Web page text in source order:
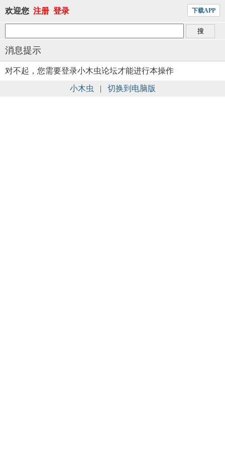
欢迎您 注册 登录 下载APP
消息提示
对不起，您需要登录小木虫论坛才能进行本操作
小木虫 | 切换到电脑版